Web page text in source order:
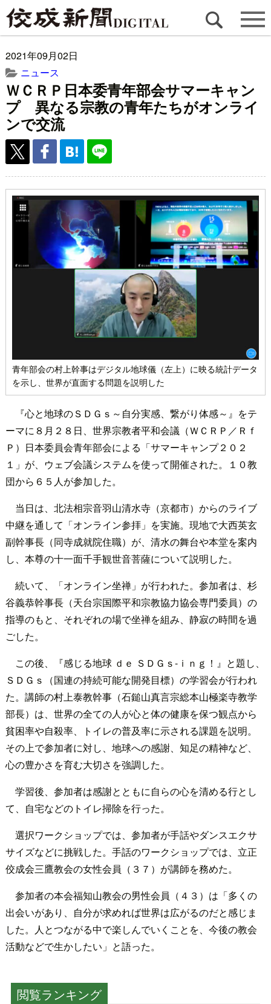
2021年09月02日
ニュース
ＷＣＲＰ日本委青年部会サマーキャン
プ 異なる宗教の青年たちがオンライ
ンで交流
青年部会の村上幹事はデジタル地球儀（左上）に映る統計データ
を示し、世界が直面する問題を説明した
『心と地球のＳＤＧｓ～自分実感、繋がり体感～』をテ
ーマに８月２８日、世界宗教者平和会議（ＷＣＲＰ／Ｒｆ
Ｐ）日本委員会青年部会による「サマーキャンプ２０２
１」が、ウェブ会議システムを使って開催された。１０教
団から６５人が参加した。
当日は、北法相宗音羽山清水寺（京都市）からのライブ
中継を通して「オンライン参拝」を実施。現地で大西英玄
副幹事長（同寺成就院住職）が、清水の舞台や本堂を案内
し、本尊の十一面千手観世音菩薩について説明した。
続いて、「オンライン坐禅」が行われた。参加者は、杉
谷義恭幹事長（天台宗国際平和宗教協力協会専門委員）の
指導のもと、それぞれの場で坐禅を組み、静寂の時間を過
ごした。
この後、『感じる地球 ｄｅ ＳＤＧｓ-ｉｎｇ！』と題し、
ＳＤＧｓ（国連の持続可能な開発目標）の学習会が行われ
た。講師の村上泰教幹事（石鎚山真言宗総本山極楽寺教学
部長）は、世界の全ての人が心と体の健康を保つ観点から
貧困率や自殺率、トイレの普及率に示される課題を説明。
その上で参加者に対し、地球への感謝、知足の精神など、
心の豊かさを育む大切さを強調した。
学習後、参加者は感謝とともに自らの心を清める行とし
て、自宅などのトイレ掃除を行った。
選択ワークショップでは、参加者が手話やダンスエクサ
サイズなどに挑戦した。手話のワークショップでは、立正
佼成会三鷹教会の女性会員（３７）が講師を務めた。
参加者の本会福知山教会の男性会員（４３）は「多くの
出会いがあり、自分が求めれば世界は広がるのだと感じま
した。人とつながる中で楽しんでいくことを、今後の教会
活動などで生かしたい」と語った。
閲覧ランキング